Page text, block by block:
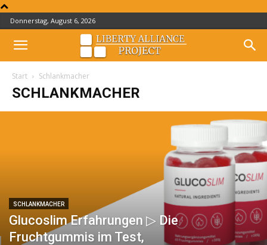
Donnerstag, August 6, 2026
Start Schlankmacher
SCHLANKMACHER
SCHLANKMACHER
Glucoslim Erfahrungen ▷ Die
Fruchtgummis im Test,